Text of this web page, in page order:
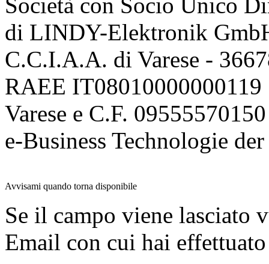
Società con Socio Unico
di LINDY-Elektronik
C.C.I.A.A. di Varese -
RAEE
Varese e C.F. 09555570150
e-Business Technologie
Avvisami quando torna disponibile
Se il campo viene lasciato
Email con cui hai